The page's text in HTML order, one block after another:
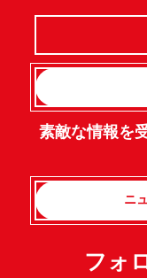
素敵な情報を
ニ
フォ